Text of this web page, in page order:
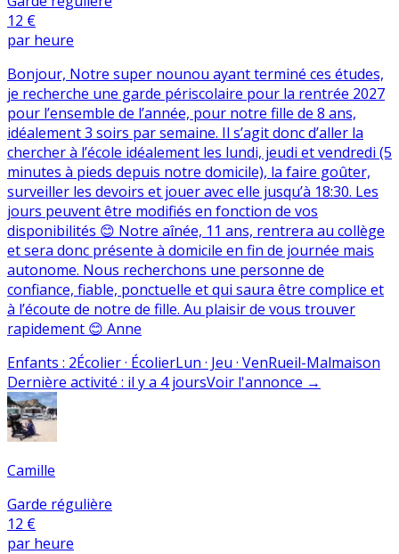
12 €
par heure
Bonjour, Notre super nounou ayant terminé ces études,
je recherche une garde périscolaire pour la rentrée 2027
pour l’ensemble de l’année, pour notre fille de 8 ans,
idéalement 3 soirs par semaine. Il s’agit donc d’aller la
chercher à l’école idéalement les lundi, jeudi et vendredi (5
minutes à pieds depuis notre domicile), la faire goûter,
surveiller les devoirs et jouer avec elle jusqu’à 18:30. Les
jours peuvent être modifiés en fonction de vos
disponibilités 😊 Notre aînée, 11 ans, rentrera au collège
et sera donc présente à domicile en fin de journée mais
autonome. Nous recherchons une personne de
confiance, fiable, ponctuelle et qui saura être complice et
à l’écoute de notre de fille. Au plaisir de vous trouver
rapidement 😊 Anne
Enfants : 2Écolier · ÉcolierLun · Jeu · VenRueil-Malmaison
Dernière activité : il y a 4 joursVoir l'annonce →
Camille
Garde régulière
12 €
par heure